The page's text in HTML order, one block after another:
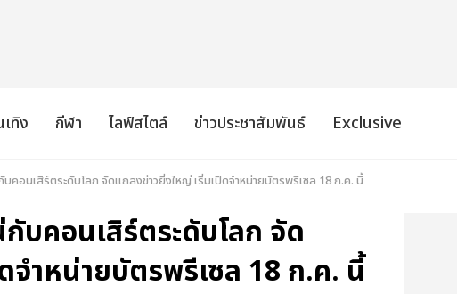
ทิง กีฬา ไลฟ์สไตล์ ข่าวประชาสัมพันธ์ Exclusive
คอนเสิร์ตระดับโลก จัดแถลงข่าวยิ่งใหญ่ เริ่มเปิดจำหน่ายบัตรพรีเซล 18 ก.ค. นี้
บคอนเสิร์ตระดับโลก จัด
จำหน่ายบัตรพรีเซล 18 ก.ค. นี้